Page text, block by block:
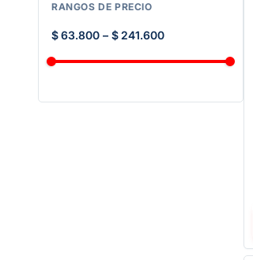
RANGOS DE PRECIO
$ 63.800 – $ 241.600